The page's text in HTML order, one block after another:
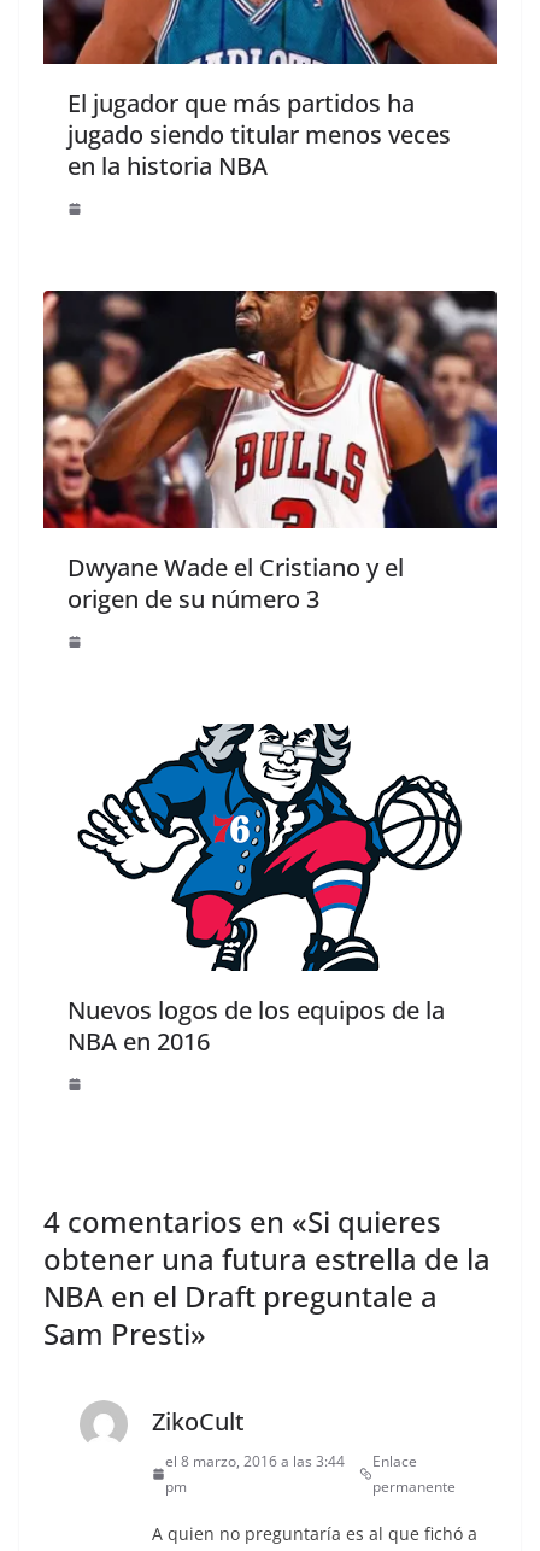
El jugador que más partidos ha
jugado siendo titular menos veces
en la historia NBA
Dwyane Wade el Cristiano y el
origen de su número 3
Nuevos logos de los equipos de la
NBA en 2016
4 comentarios en «Si quieres
obtener una futura estrella de la
NBA en el Draft preguntale a
Sam Presti»
ZikoCult
el 8 marzo, 2016 a las 3:44
pm
Enlace
permanente
A quien no preguntaría es al que fichó a